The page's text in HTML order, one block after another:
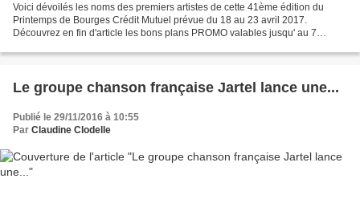
Voici dévoilés les noms des premiers artistes de cette 41ème édition du
Printemps de Bourges Crédit Mutuel prévue du 18 au 23 avril 2017.
Découvrez en fin d'article les bons plans PROMO valables jusqu' au 7
Le groupe chanson française Jartel lance une...
Publié le 29/11/2016 à 10:55
Par Claudine Clodelle